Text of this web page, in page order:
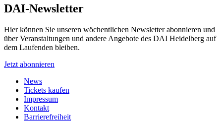
DAI-Newsletter
Hier können Sie unseren wöchentlichen Newsletter abonnieren und
über Veranstaltungen und andere Angebote des DAI Heidelberg auf
dem Laufenden bleiben.
Jetzt abonnieren
News
Tickets kaufen
Impressum
Kontakt
Barrierefreiheit